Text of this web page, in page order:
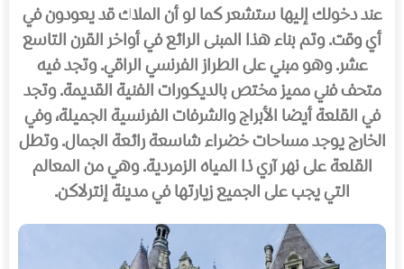
عند دخولك إليها ستشعر كما لو أن الملاك قد يعودون في
أي وقت. وتم بناء هذا المبنى الرائع في أواخر القرن التاسع
عشر. وهو مبني على الطراز الفرنسي الراقي. وتجد فيه
متحف فني مميز مختص بالديكورات الفنية القديمة. وتجد
في القلعة أيضا الأبراج والشرفات الفرنسية الجميلة، وفي
الخارج يوجد مساحات خضراء شاسعة رائعة الجمال. وتطل
القلعة على نهر آري ذا المياه الزمردية. وهي من المعالم
التي يجب على الجميع زيارتها في مدينة إنترلاكن.